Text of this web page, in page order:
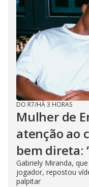
DO R7/HÁ 3 HORAS
Mulher de
atenção ao
bem direta:
Gabriely Miranda,
jogador, repostou
palpitar